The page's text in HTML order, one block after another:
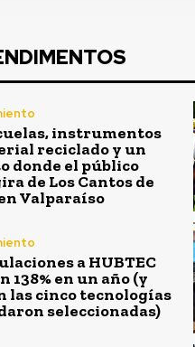
instrumentos
reciclado y un
donde el público
de Los Cantos de
Valparaíso
a HUBTEC
138% en un año (y
las cinco tecnologías
seleccionadas)